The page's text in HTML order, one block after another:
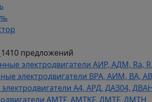
1410 предложений
электродвигатели АИР, АДМ, Ra,
электродвигатели ВРА, АИМ, ВА,
A4, АРД, ДАЗ04,
AMTF, AMTKF, ДMTF, ДМТН